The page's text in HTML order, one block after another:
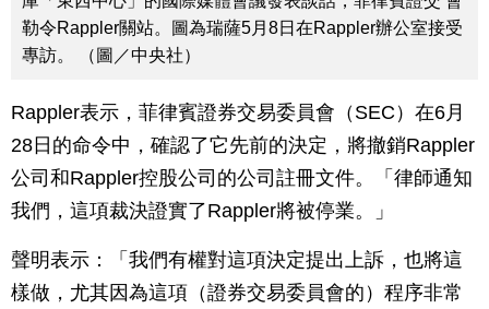
勒令Rappler關站。圖為瑞薩5月8日在Rappler辦公室接受
專訪。 （圖／中央社）
Rappler表示，菲律賓證券交易委員會（SEC）在6月
28日的命令中，確認了它先前的決定，將撤銷Rappler
公司和Rappler控股公司的公司註冊文件。「律師通知
我們，這項裁決證實了Rappler將被停業。」
聲明表示：「我們有權對這項決定提出上訴，也將這
樣做，尤其因為這項（證券交易委員會的）程序非常